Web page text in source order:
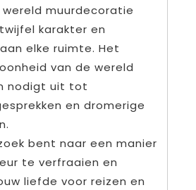
wereld muurdecoratie
karakter en
elke ruimte. Het
van de wereld
nodigt uit tot
en dromerige
bent naar een manier
te verfraaien en
liefde voor reizen en